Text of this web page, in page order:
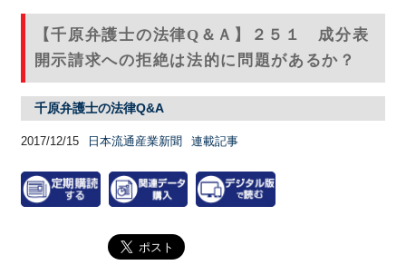
【千原弁護士の法律Q＆Ａ】２５１ 成分表
開示請求への拒絶は法的に問題があるか？
千原弁護士の法律Q&A
2017/12/15 日本流通産業新聞 連載記事